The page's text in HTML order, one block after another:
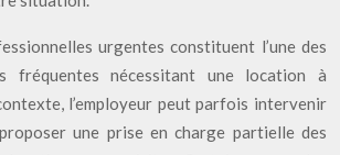
urgentes constituent l’une des
fréquentes nécessitant une location à
l’employeur peut parfois intervenir
une prise en charge partielle des